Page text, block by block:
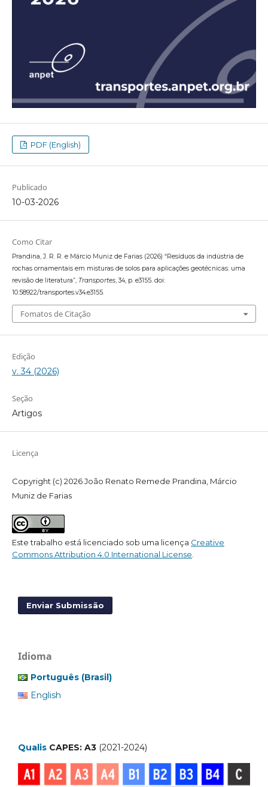
PDF (English)
Publicado
10-03-2026
Como Citar
Prandina, J. R. R. e Márcio Muniz de Farias (2026) “Resíduos da indústria de
rochas ornamentais em misturas de solos para aplicações geotécnicas: uma
revisão de literatura”, Transportes, 34, p. e3155. doi:
10.58922/transportes.v34.e3155.
Fomatos de Citação
Edição
v. 34 (2026)
Seção
Artigos
Licença
Copyright (c) 2026 João Renato Remede Prandina, Márcio
Muniz de Farias
Este trabalho está licenciado sob uma licença Creative
Commons Attribution 4.0 International License.
Enviar Submissão
Idioma
Português (Brasil)
English
Qualis CAPES: A3 (2021-2024)